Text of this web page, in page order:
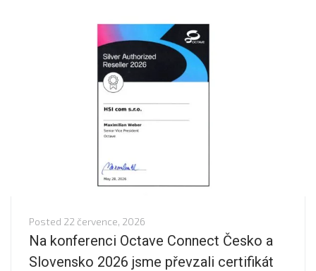
Posted 22 července, 2026
Na konferenci Octave Connect Česko a
Slovensko 2026 jsme převzali certifikát